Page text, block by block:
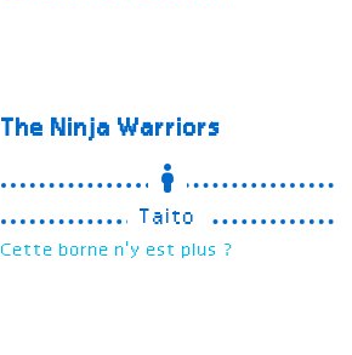
The Ninja Warriors
Taito
Cette borne n'y est plus ?